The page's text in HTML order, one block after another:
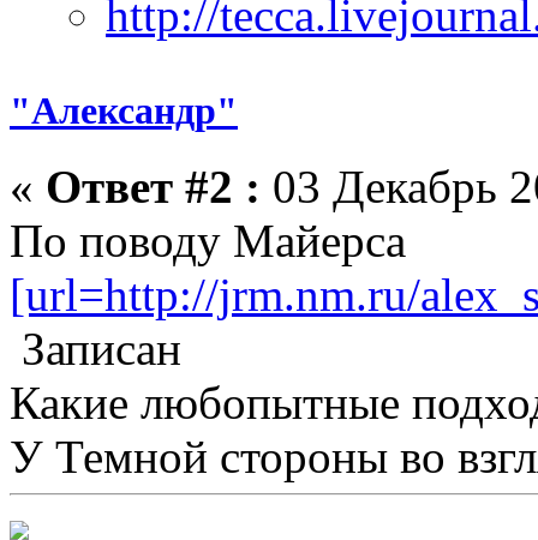
"Александр"
« Ответ #2 : 03 Декабрь
По поводу Майерса
[url=http://jrm.nm.ru/
Записан
Какие любопытные
У Темной стороны во